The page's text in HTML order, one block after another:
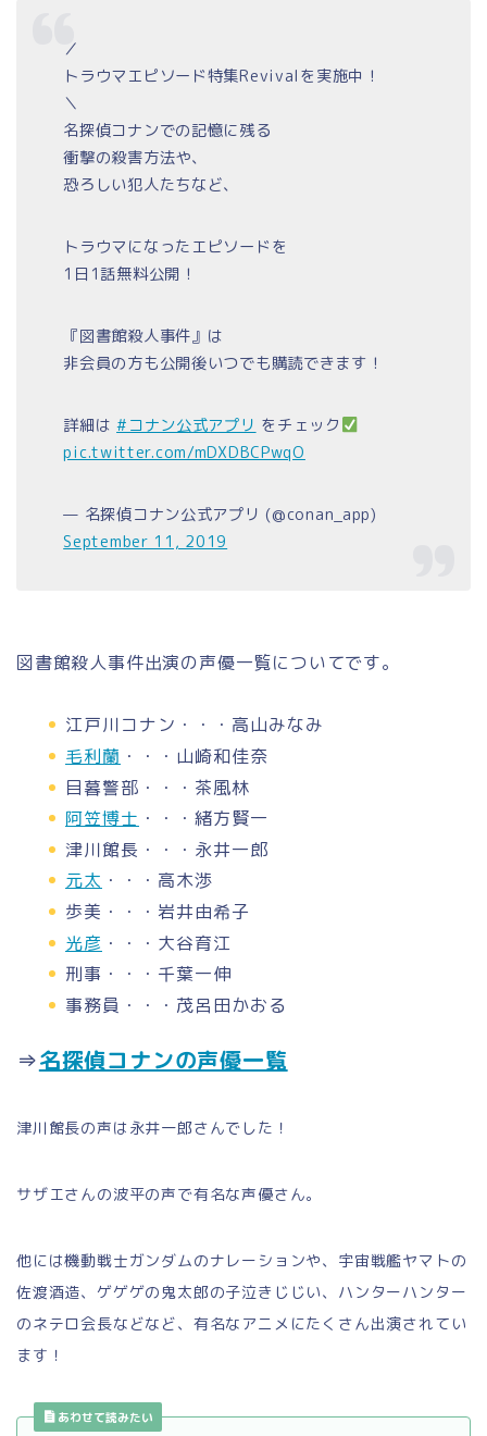
／
トラウマエピソード特集Revivalを実施中！
＼
名探偵コナンでの記憶に残る
衝撃の殺害方法や、
恐ろしい犯人たちなど、
トラウマになったエピソードを
1日1話無料公開！
『図書館殺人事件』は
非会員の方も公開後いつでも購読できます！
詳細は#コナン公式アプリ をチェック
pic.twitter.com/mDXDBCPwqO
— 名探偵コナン公式アプリ (@conan_app)
September 11, 2019
図書館殺人事件出演の声優一覧についてです。
江戸川コナン・・・高山みなみ
毛利蘭 ・・・山崎和佳奈
目暮警部・・・茶風林
阿笠博士 ・・・緒方賢一
津川館長・・・永井一郎
元太 ・・・高木渉
歩美・・・岩井由希子
光彦 ・・・大谷育江
刑事・・・千葉一伸
事務員・・・茂呂田かおる
⇒名探偵コナンの声優一覧
津川館長の声は永井一郎さんでした！
サザエさんの波平の声で有名な声優さん。
他には機動戦士ガンダムのナレーションや、宇宙戦艦ヤマトの
佐渡酒造、ゲゲゲの鬼太郎の子泣きじじい、ハンターハンター
のネテロ会長などなど、有名なアニメにたくさん出演されてい
ます！
あわせて読みたい